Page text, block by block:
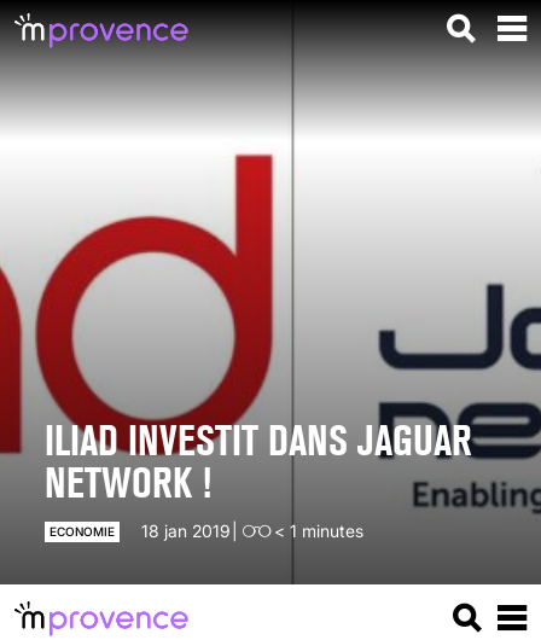
ILIAD INVESTIT DANS JAGUAR
NETWORK !
ECONOMIE 18 jan 2019 < 1 minutes